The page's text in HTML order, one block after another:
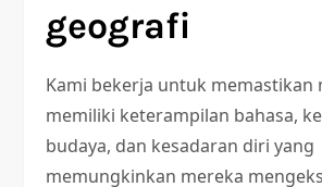
geografi
Kami bekerja untuk memastikan
memiliki keterampilan bahasa,
budaya, dan kesadaran diri yang
memungkinkan mereka